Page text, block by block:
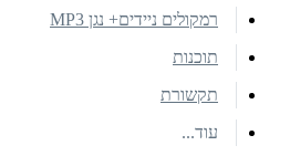
רמקולים ניידים+ נגן MP3
תוכנות
תקשורת
עוד...